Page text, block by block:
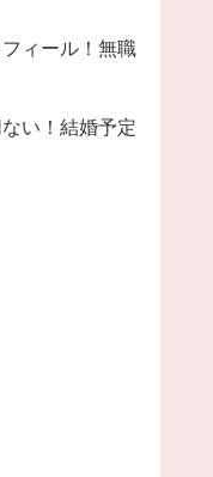
ィール！無職
い！結婚予定